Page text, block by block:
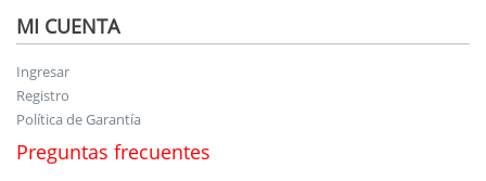
MI CUENTA
Ingresar
Registro
Política de Garantía
Preguntas frecuentes